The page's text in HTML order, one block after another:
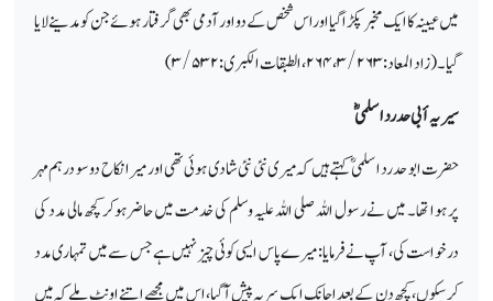
میں عیینہ کا ایک مخبر پکڑا گیا اوراس شخص کے دو اور آدمی بھی گرفتار ہوئے جن کو مدینے لایا
گیا۔(زاد المعاد:۳/۲۶۳،۲۶۴، الطبقات الکبری:۳/۵۳۲ )
سیریہ أبی حدرد اسلمیؓ
حضرت ابو حدرد اسلمیؓ کہتے ہیں کہ میری نئی نئی شادی ہوئی تھی اور میرا نکاح دو سو درہم مہر
پر ہوا تھا۔ میں نے رسول اللہ صلی اللہ علیہ وسلم کی خدمت میں حاضر ہوکر کچھ مالی مدد کی
درخواست کی، آپ نے فرمایا: میرے پاس ایسی کوئی چیز نہیں ہے جس سے میں تمہاری مدد
کرسکوں، کچھ دن کے بعد اچانک ایک سریہ پیش آگیا، اس میں مجھے اتنے اونٹ ملے کہ میں